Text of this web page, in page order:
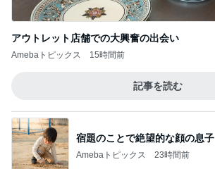
アウトレット店舗での大興奮の出会い
Amebaトピックス 15時間前
記事を読む
宿題のことで絶望的な顔の息子
Amebaトピックス 23時間前